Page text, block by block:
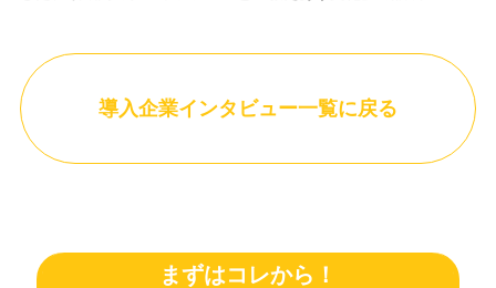
導入企業インタビュー一覧に戻る
まずはコレから！